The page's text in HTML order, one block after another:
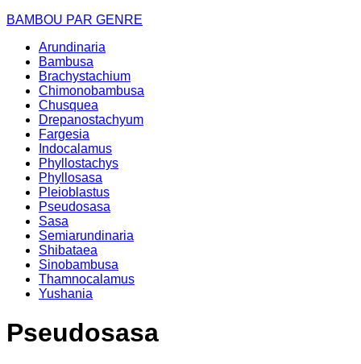
BAMBOU PAR GENRE
Arundinaria
Bambusa
Brachystachium
Chimonobambusa
Chusquea
Drepanostachyum
Fargesia
Indocalamus
Phyllostachys
Phyllosasa
Pleioblastus
Pseudosasa
Sasa
Semiarundinaria
Shibataea
Sinobambusa
Thamnocalamus
Yushania
Pseudosasa